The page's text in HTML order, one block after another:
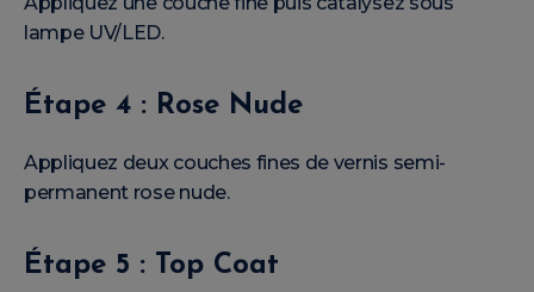
lampe UV/LED.
Étape 4 : Rose Nude
Appliquez deux couches fines de vernis semi-
permanent rose nude.
Étape 5 : Top Coat